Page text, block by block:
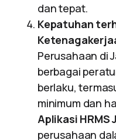
dan tepat.
Kepatuhan
Perusahaan di
berbagai
berlaku,
minimum dan
Aplikasi HRMS
perusahaan